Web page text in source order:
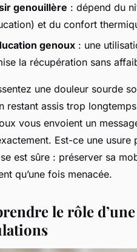
genouillère : dépend du
et du confort
genoux : une
la récupération sans
une douleur sourde
restant assis trop
vous envoient un
Est-ce une usure
est sûre : préserver sa
qu’une fois menacée.
le rôle